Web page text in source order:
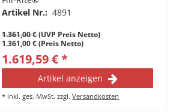
Artikel Nr.: 4891
1.361,00 €(UVP Preis Netto)
1.361,00 € (Preis Netto)
1.619,59 € *
Artikel anzeigen
* inkl. ges. MwSt. zzgl.Versandkosten